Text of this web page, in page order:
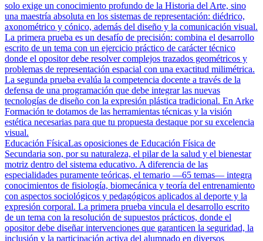
solo exige un conocimiento profundo de la Historia del Arte, sino
una maestría absoluta en los sistemas de representación: diédrico,
axonométrico y cónico, además del diseño y la comunicación visual.
La primera prueba es un desafío de precisión: combina el desarrollo
escrito de un tema con un ejercicio práctico de carácter técnico
donde el opositor debe resolver complejos trazados geométricos y
problemas de representación espacial con una exactitud milimétrica.
La segunda prueba evalúa la competencia docente a través de la
defensa de una programación que debe integrar las nuevas
tecnologías de diseño con la expresión plástica tradicional. En Arke
Formación te dotamos de las herramientas técnicas y la visión
estética necesarias para que tu propuesta destaque por su excelencia
visual.
Educación FísicaLas oposiciones de Educación Física de
Secundaria son, por su naturaleza, el pilar de la salud y el bienestar
motriz dentro del sistema educativo. A diferencia de las
especialidades puramente teóricas, el temario —65 temas— integra
conocimientos de fisiología, biomecánica y teoría del entrenamiento
con aspectos sociológicos y pedagógicos aplicados al deporte y la
expresión corporal. La primera prueba vincula el desarrollo escrito
de un tema con la resolución de supuestos prácticos, donde el
opositor debe diseñar intervenciones que garanticen la seguridad, la
inclusión y la participación activa del alumnado en diversos